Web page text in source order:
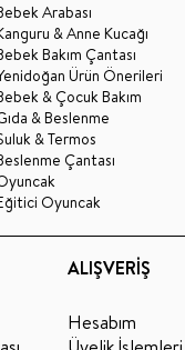
Arabası
& Anne Kucağı
Bakım Çantası
Ürün Önerileri
& Çocuk Bakım
& Beslenme
& Termos
Çantası
Oyuncak
ALIŞVERİŞ
Hesabım